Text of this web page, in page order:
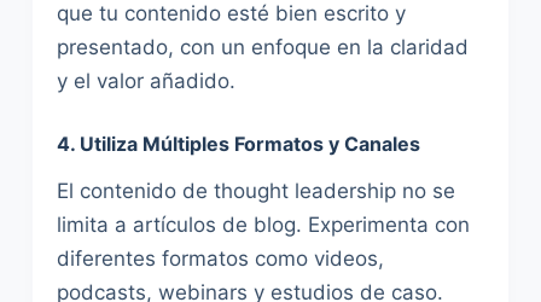
que tu contenido esté bien escrito y
presentado, con un enfoque en la claridad
y el valor añadido.
4. Utiliza Múltiples Formatos y Canales
El contenido de thought leadership no se
limita a artículos de blog. Experimenta con
diferentes formatos como videos,
podcasts, webinars y estudios de caso.